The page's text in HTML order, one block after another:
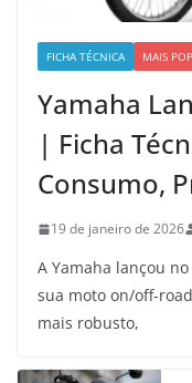
FICHA TÉCNICA MAIS
Yamaha
| Ficha
Consumo,
19 de janeiro de 2026
A Yamaha lançou
sua moto on/off-
mais robusto,